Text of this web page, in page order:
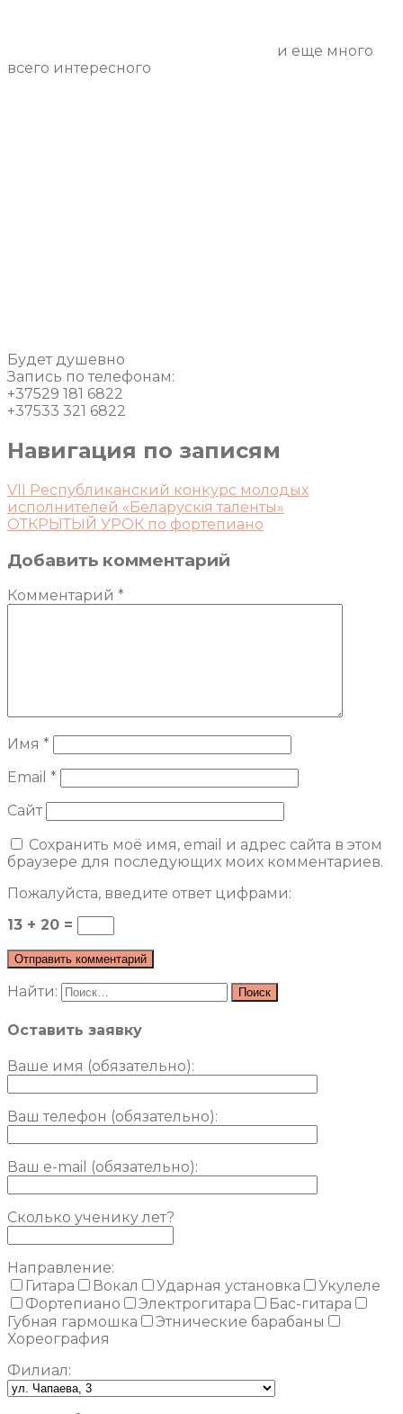
и еще много
всего интересного
Будет душевно
Запись по телефонам:
+37529 181 6822
+37533 321 6822
Навигация по записям
VII Республиканский конкурс молодых
исполнителей «Беларускiя таленты»
ОТКРЫТЫЙ УРОК по фортепиано
Добавить комментарий
Комментарий *
Имя *
Email *
Сайт
Сохранить моё имя, email и адрес сайта в этом
браузере для последующих моих комментариев.
Пожалуйста, введите ответ цифрами:
13 + 20 =
Найти:
Оставить заявку
Ваше имя (обязательно):
Ваш телефон (обязательно):
Ваш e-mail (обязательно):
Сколько ученику лет?
Направление:
Гитара
Вокал Ударная установка
Укулеле
Фортепиано
Электрогитара
Бас-гитара
Губная гармошка
Этнические барабаны
Хореография
Филиал: